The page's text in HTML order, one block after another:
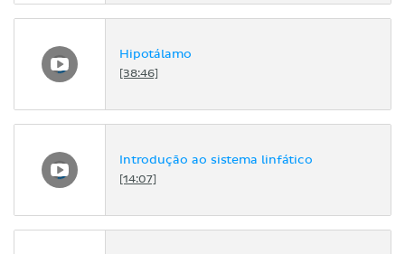
Hipotálamo
[38:46]
Introdução ao sistema linfático
[14:07]